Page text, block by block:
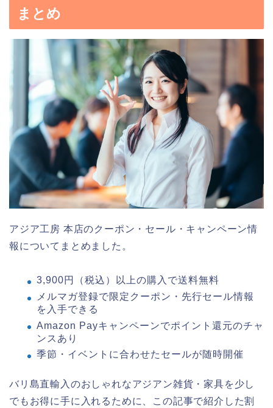
まとめ
アジア工房 本店のクーポン・セール・キャンペーン情
報についてまとめました。
3,900円（税込）以上の購入で送料無料
メルマガ登録で限定クーポン・先行セール情報
を入手できる
Amazon Payキャンペーンでポイント還元のチャ
ンスあり
季節・イベントに合わせたセールが随時開催
バリ島直輸入のおしゃれなアジアン雑貨・家具を少し
でもお得に手に入れるために、この記事で紹介した割